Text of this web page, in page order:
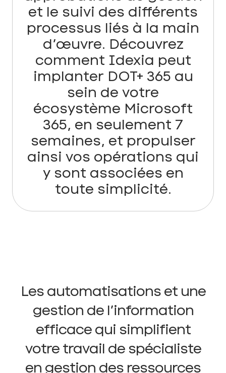
et le suivi des différents
processus liés à la main
d’œuvre. Découvrez
comment Idexia peut
implanter DOT+ 365 au
sein de votre
écosystème Microsoft
365, en seulement 7
semaines, et propulser
ainsi vos opérations qui
y sont associées en
toute simplicité.
Les automatisations et une
gestion de l’information
efficace qui simplifient
votre travail de spécialiste
en gestion des ressources